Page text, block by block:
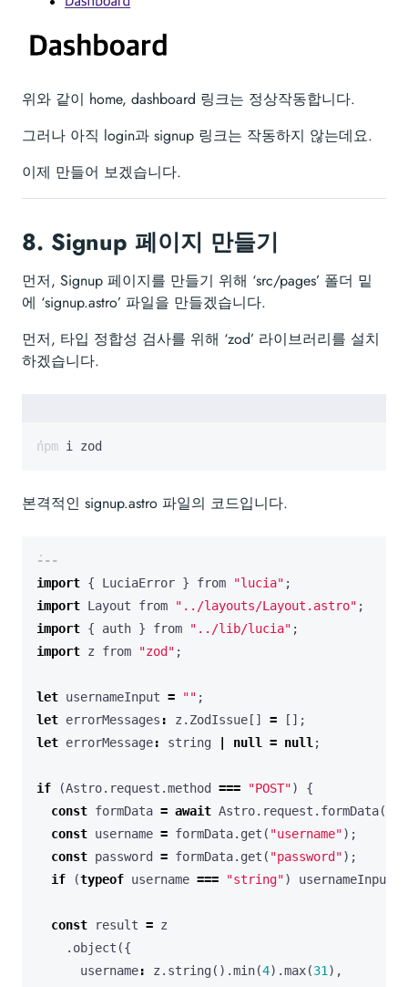
위와 같이 home, dashboard 링크는 정상작동합니다.
그러나 아직 login과 signup 링크는 작동하지 않는데요.
이제 만들어 보겠습니다.
8. Signup 페이지 만들기
먼저, Signup 페이지를 만들기 위해 ‘src/pages’ 폴더 밑
에 ‘signup.astro’ 파일을 만들겠습니다.
먼저, 타입 정합성 검사를 위해 ‘zod’ 라이브러리를 설치
하겠습니다.
npm i zod
본격적인 signup.astro 파일의 코드입니다.
---
import { LuciaError } from "lucia" ;
import Layout from "../layouts/Layout.astro" ;
import { auth } from "../lib/lucia" ;
import z from "zod" ;
let usernameInput = "" ;
let errorMessages : z . ZodIssue [] =
[];
let errorMessage: string null = null ;
if (Astro. request .method === "POST")
{
const formData = await Astro. request . formData();
const username = formData. get ( "username");
const password = formData. get ( "password");
if
(typeof username === "string") usernameInput
const result = z
. object ({
username: z . string ().min(4).max(31 ),